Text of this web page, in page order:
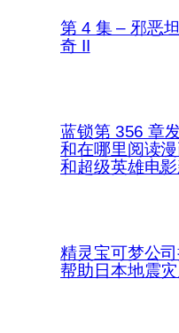
第 4 集 – 邪恶
奇 II
蓝锁第 356 章
和在哪里阅读
和超级英雄电
精灵宝可梦公
帮助日本地震